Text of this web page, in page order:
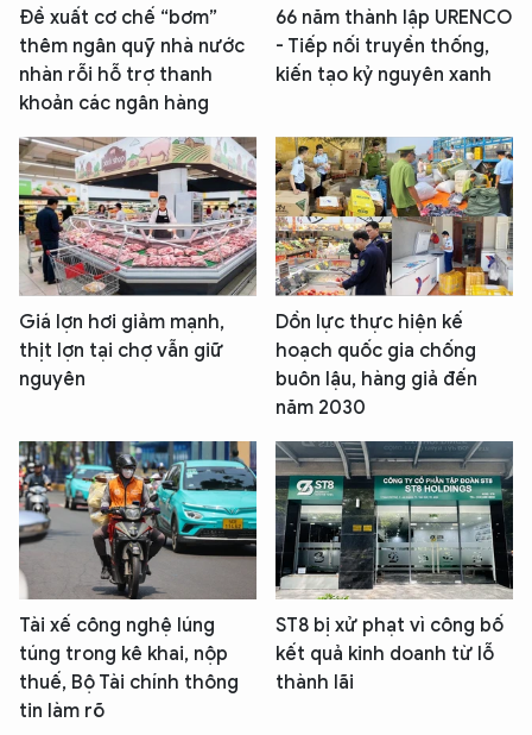
Đề xuất cơ chế “bơm”
thêm ngân quỹ nhà nước
nhàn rỗi hỗ trợ thanh
khoản các ngân hàng
66 năm thành lập URENCO
- Tiếp nối truyền thống,
kiến tạo kỷ nguyên xanh
Giá lợn hơi giảm mạnh,
thịt lợn tại chợ vẫn giữ
nguyên
Dồn lực thực hiện kế
hoạch quốc gia chống
buôn lậu, hàng giả đến
năm 2030
Tài xế công nghệ lúng
túng trong kê khai, nộp
thuế, Bộ Tài chính thông
tin làm rõ
ST8 bị xử phạt vì công bố
kết quả kinh doanh từ lỗ
thành lãi